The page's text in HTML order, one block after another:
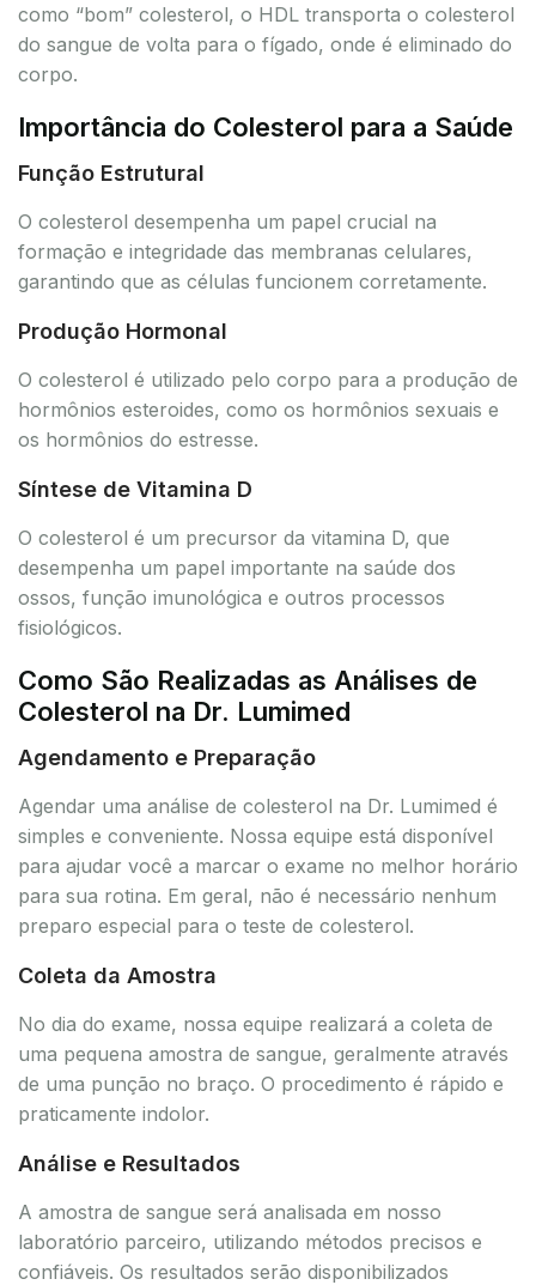
como “bom” colesterol, o HDL transporta o colesterol
do sangue de volta para o fígado, onde é eliminado do
corpo.
Importância do Colesterol para a Saúde
Função Estrutural
O colesterol desempenha um papel crucial na
formação e integridade das membranas celulares,
garantindo que as células funcionem corretamente.
Produção Hormonal
O colesterol é utilizado pelo corpo para a produção de
hormônios esteroides, como os hormônios sexuais e
os hormônios do estresse.
Síntese de Vitamina D
O colesterol é um precursor da vitamina D, que
desempenha um papel importante na saúde dos
ossos, função imunológica e outros processos
fisiológicos.
Como São Realizadas as Análises de
Colesterol na Dr. Lumimed
Agendamento e Preparação
Agendar uma análise de colesterol na Dr. Lumimed é
simples e conveniente. Nossa equipe está disponível
para ajudar você a marcar o exame no melhor horário
para sua rotina. Em geral, não é necessário nenhum
preparo especial para o teste de colesterol.
Coleta da Amostra
No dia do exame, nossa equipe realizará a coleta de
uma pequena amostra de sangue, geralmente através
de uma punção no braço. O procedimento é rápido e
praticamente indolor.
Análise e Resultados
A amostra de sangue será analisada em nosso
laboratório parceiro, utilizando métodos precisos e
confiáveis. Os resultados serão disponibilizados